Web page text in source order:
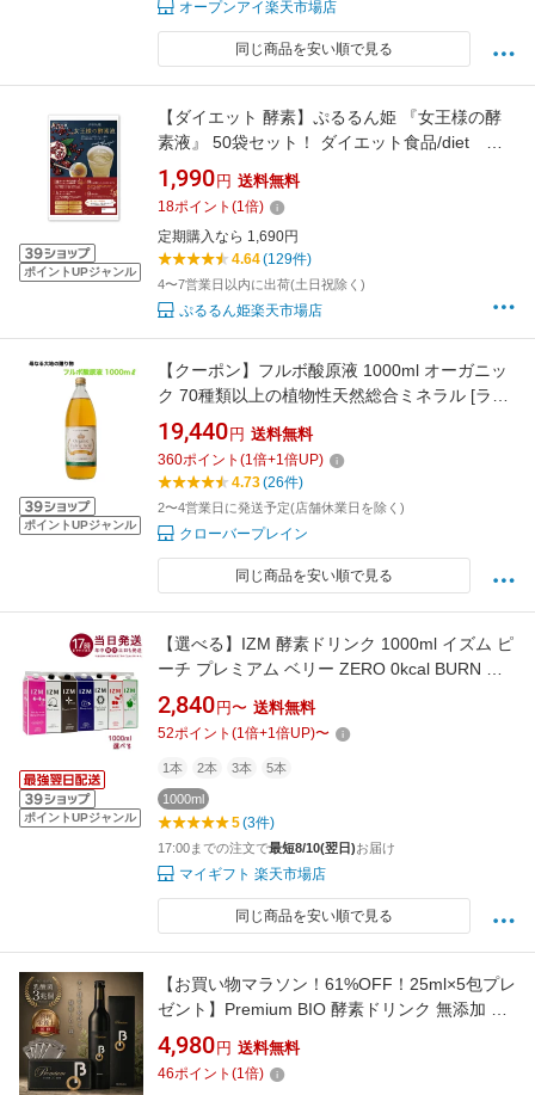
オープンアイ楽天市場店
同じ商品を安い順で見る
ポイントUPジャンル
【ダイエット 酵素】ぷるるん姫 『女王様の酵
素液』 50袋セット！ ダイエット食品/diet 定
期購入 ダイエット食品 diet ダイエット酵素
酵素ドリンク 酵素エキス 酵素ジュース ダ
イエットドリンク ダイエット 発酵エキス
ザクロ ざくろ チュチュル
1,990 円 送料無料
18ポイント (1倍)
定期購入なら 1,690円
4.64(129件)
4〜7営業日以内に出荷(土日祝除く)
ぷるるん姫楽天市場店
ポイントUPジャンル
【クーポン】フルボ酸原液 1000ml オーガニッ
ク 70種類以上の植物性天然総合ミネラル [ライ
フバランス ミネラル フルボ酸 100％ 無添加 天
然成分 栄養素 サプリメント 健康食品 水溶性 ダ
イエット シャンプー ヘアケア キレート作用]
19,440 円 送料無料
360ポイント (1倍+1倍UP)
4.73(26件)
2〜4営業日に発送予定(店舗休業日を除く)
クローバープレイン
同じ商品を安い順で見る
ポイントUPジャンル
【選べる】IZM 酵素ドリンク 1000ml イズム ピ
ーチ プレミアム ベリー ZERO 0kcal BURN ア
セロラ アップル いちご 無添加 植物発酵エキス
75種 瀬戸内 3年半発酵 ファスティング 清涺飲
料水 送料無料 当日発送
2,840 円〜 送料無料
52ポイント (1倍+1倍UP)〜
1本 2本 3本 5本
1000ml
5(3件)
17:00までの注文で最短8/10(翌日)お届け
マイギフト 楽天市場店
同じ商品を安い順で見る
【お買い物マラソン！61%OFF！25ml×5包プレ
ゼント】Premium BIO 酵素ドリンク 無添加 乳
酸菌3兆個 管理栄養士監修 ダイエット プレミア
ムバイオ BIO酵素 500ml（625ml） | ファステ
ィング 置き換え 酵素ドリンク 断食 バイオ酵素
4,980 円 送料無料
46ポイント (1倍)